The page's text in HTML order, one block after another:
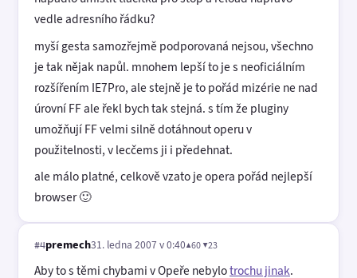
vedle adresního řádku?
myší gesta samozřejmě podporovaná nejsou, všechno
je tak nějak napůl. mnohem lepší to je s neoficiálním
rozšířením IE7Pro, ale stejně je to pořád mizérie ne nad
úrovní FF ale řekl bych tak stejná. s tím že pluginy
umožňují FF velmi silně dotáhnout operu v
použitelnosti, v lecčems ji i předehnat.
ale málo platné, celkově vzato je opera pořád nejlepší
browser 🙂
#4premech31. ledna 2007 v 0:40▲60 ▼23
Aby to s těmi chybami v Opeře nebylotrochu jinak.